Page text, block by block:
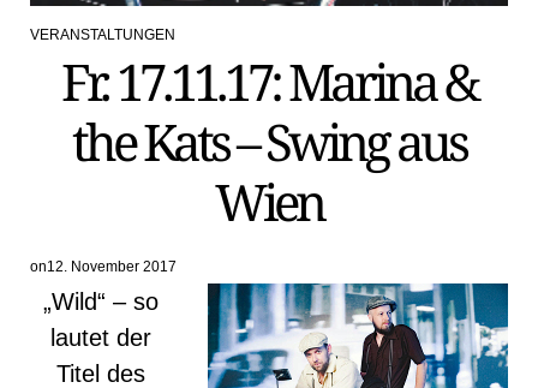
POSTED
VERANSTALTUNGEN
Fr. 17.11.17: Marina &
the Kats – Swing aus
Wien
on12. November 2017
„Wild“ – so
lautet der
Titel des